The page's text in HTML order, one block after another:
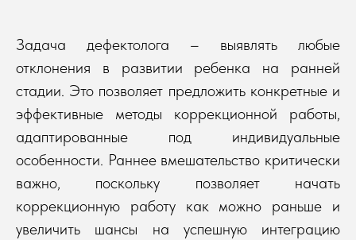
Задача дефектолога – выявлять любые
отклонения в развитии ребенка на ранней
стадии. Это позволяет предложить конкретные и
эффективные методы коррекционной работы,
адаптированные под индивидуальные
особенности. Раннее вмешательство критически
важно, поскольку позволяет начать
коррекционную работу как можно раньше и
увеличить шансы на успешную интеграцию